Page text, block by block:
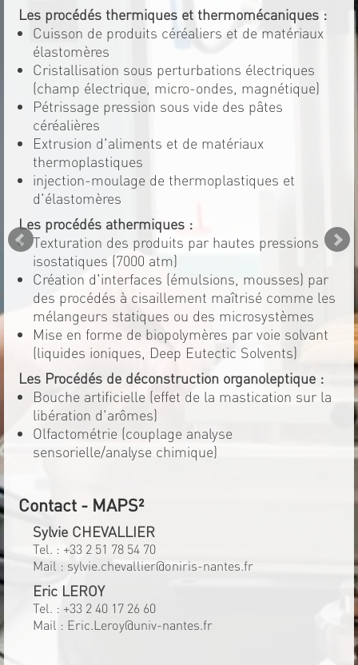
Les procédés thermiques et thermomécaniques :
Cuisson de produits céréaliers et de matériaux
élastomères
Cristallisation sous perturbations électriques
(champ électrique, micro-ondes, magnétique)
Pétrissage pression sous vide des pâtes
céréalières
Extrusion d'aliments et de matériaux
thermoplastiques
injection-moulage de thermoplastiques et
d'élastomères
Les procédés athermiques :
Texturation des produits par hautes pressions
isostatiques (7000 atm)
Création d'interfaces (émulsions, mousses) par
des procédés à cisaillement maîtrisé comme les
mélangeurs statiques ou des microsystèmes
Mise en forme de biopolymères par voie solvant
(liquides ioniques, Deep Eutectic Solvents)
Les Procédés de déconstruction organoleptique :
Bouche artificielle (effet de la mastication sur la
libération d'arômes)
Olfactométrie (couplage analyse
sensorielle/analyse chimique)
Contact - MAPS²
Sylvie CHEVALLIER
Tel. : +33 2 51 78 54 70
Mail : sylvie.chevallier@oniris-nantes.fr
Eric LEROY
Tel. : +33 2 40 17 26 60
Mail : Eric.Leroy@univ-nantes.fr